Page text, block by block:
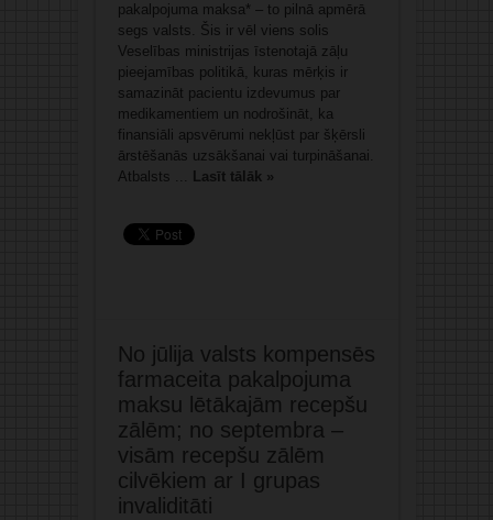
pakalpojuma maksa* – to pilnā apmērā
segs valsts. Šis ir vēl viens solis
Veselības ministrijas īstenotajā zāļu
pieejamības politikā, kuras mērķis ir
samazināt pacientu izdevumus par
medikamentiem un nodrošināt, ka
finansiāli apsvērumi nekļūst par šķērsli
ārstēšanās uzsākšanai vai turpināšanai.
Atbalsts ... Lasīt tālāk »
No jūlija valsts kompensēs
farmaceita pakalpojuma
maksu lētākajām recepšu
zālēm; no septembra –
visām recepšu zālēm
cilvēkiem ar I grupas
invaliditāti